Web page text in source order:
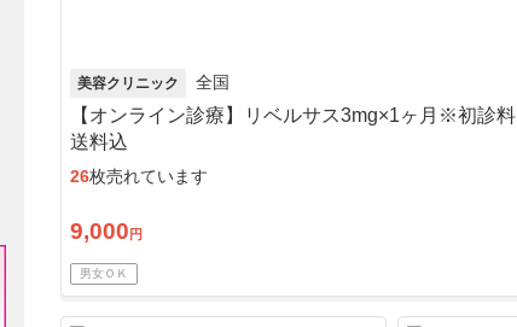
美容クリニック 全国
【オンライン診療】リベルサス3mg×1ヶ月※初診料
送料込
26枚売れています
9,000 円
男女ＯＫ